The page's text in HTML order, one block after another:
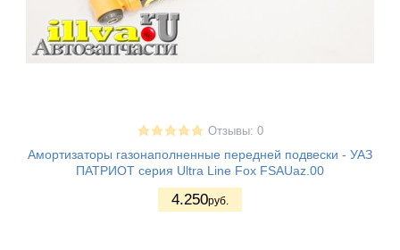
Отзывы: 0
Амортизаторы газонаполненные передней подвески - УАЗ
ПАТРИОТ серия Ultra Line Fox FSAUaz.00
4.250руб.